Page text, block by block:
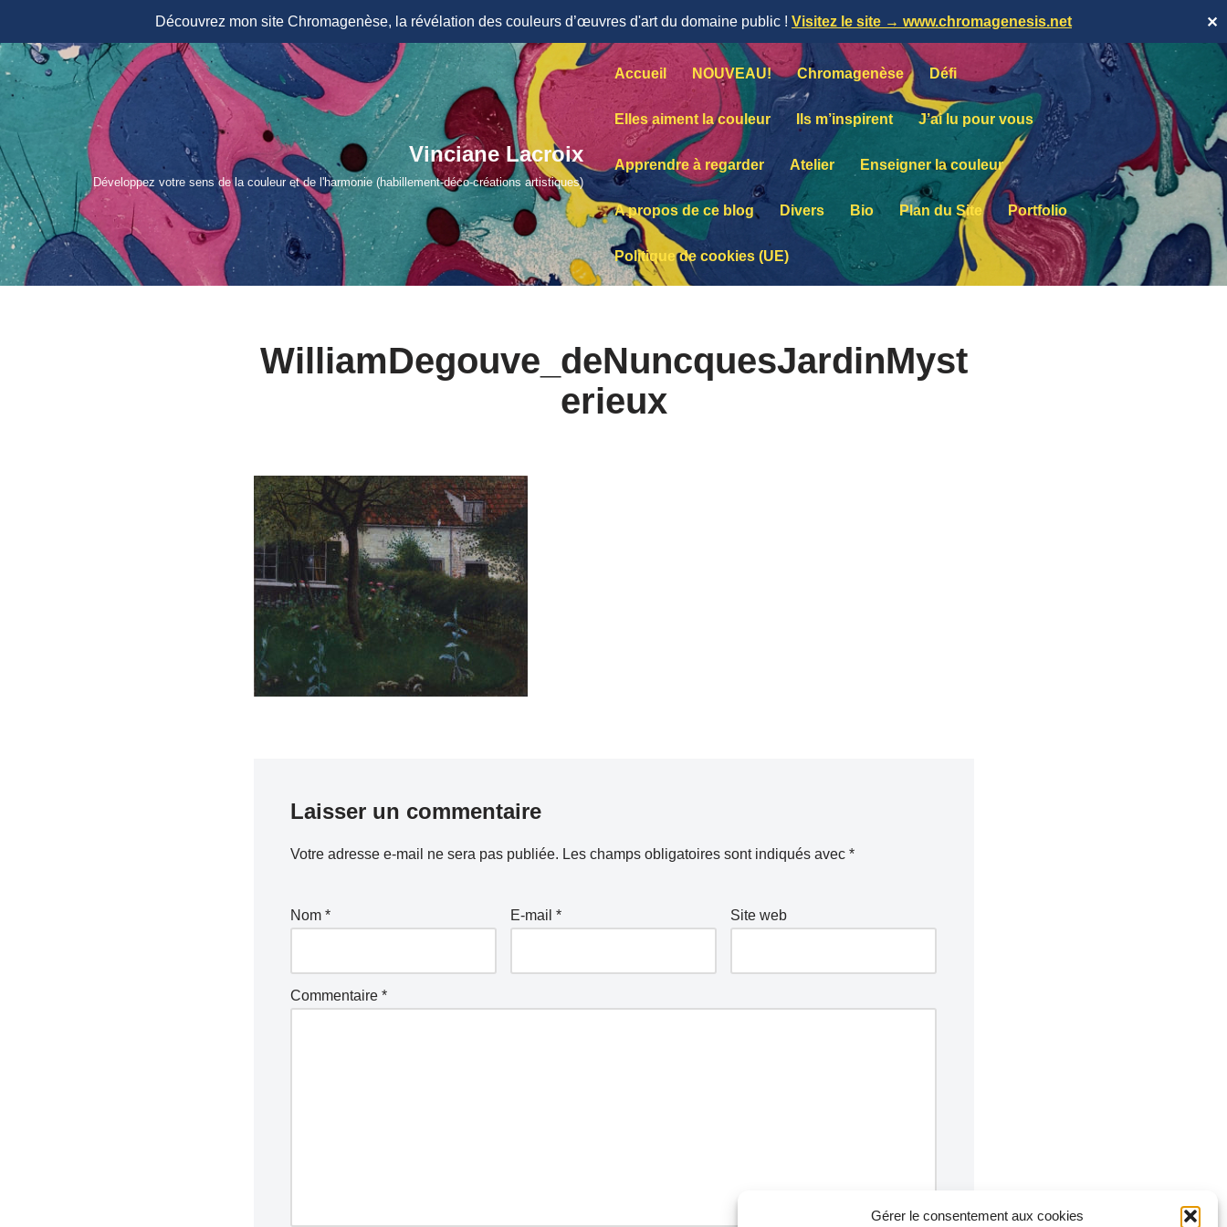
Gérer le consentement aux cookies
Découvrez mon site Chromagenèse, la révélation des couleurs d’œuvres d'art du domaine public ! Visitez le site → www.chromagenesis.net ✕
Aller
contenu
Vinciane Lacroix
Développez votre sens de la couleur et de l'harmonie (habillement-déco-créations artistiques)
Accueil NOUVEAU! Chromagenèse Défi
Elles aiment la couleur Ils m’inspirent J’ai lu pour vous
Apprendre à regarder Atelier Enseigner la couleur
A propos de ce blog Divers Bio Plan du Site Portfolio
Politique de cookies (UE)
WilliamDegouve_deNuncquesJardinMyst
erieux
Laisser un commentaire
Votre adresse e-mail ne sera pas publiée. Les champs obligatoires sont indiqués avec *
Nom * E-mail * Site web
Commentaire *